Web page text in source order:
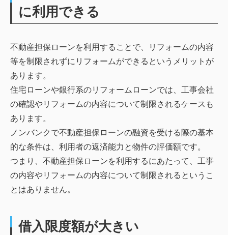
に利用できる
不動産担保ローンを利用することで、リフォームの内容
等を制限されずにリフォームができるというメリットが
あります。
住宅ローンや銀行系のリフォームローンでは、工事会社
の確認やリフォームの内容について制限されるケースも
あります。
ノンバンクで不動産担保ローンの融資を受ける際の基本
的な条件は、利用者の返済能力と物件の評価額です。
つまり、不動産担保ローンを利用するにあたって、工事
の内容やリフォームの内容について制限されるというこ
とはありません。
借入限度額が大きい